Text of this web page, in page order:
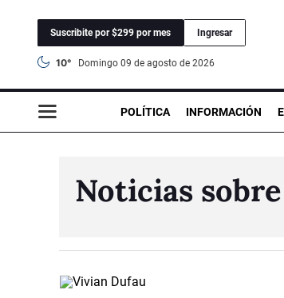
Suscribite por $299 por mes Ingresar
10° domingo 09 de agosto de 2026
POLÍTICA INFORMACIÓN
Noticias